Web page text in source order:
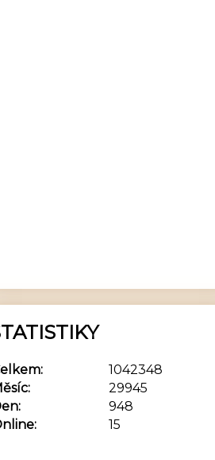
15
1042348
29945
948